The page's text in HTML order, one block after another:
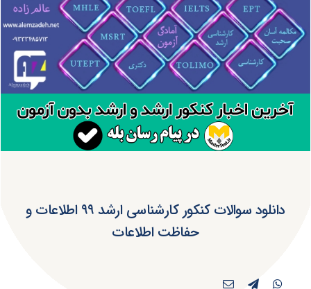
دانلود سوالات کنکور کارشناسی ارشد ۹۹ اطلاعات و
حفاظت اطلاعات